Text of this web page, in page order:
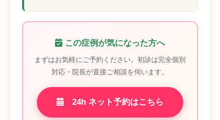
この症例が気になった方へ
まずはお気軽にご予約ください。初診は完全個別
対応・院長が直接ご相談を伺います。
24h ネット予約はこちら